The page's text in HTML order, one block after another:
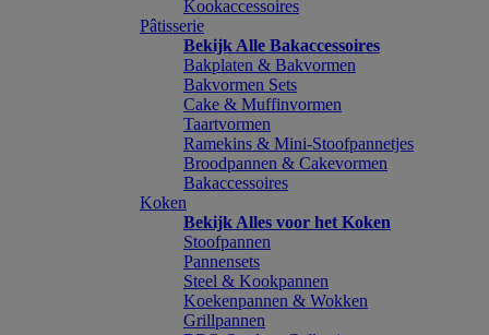
Kookaccessoires
Pâtisserie
Bekijk Alle Bakaccessoires
Bakplaten & Bakvormen
Bakvormen Sets
Cake & Muffinvormen
Taartvormen
Ramekins & Mini-Stoofpannetjes
Broodpannen & Cakevormen
Bakaccessoires
Koken
Bekijk Alles voor het Koken
Stoofpannen
Pannensets
Steel & Kookpannen
Koekenpannen & Wokken
Grillpannen